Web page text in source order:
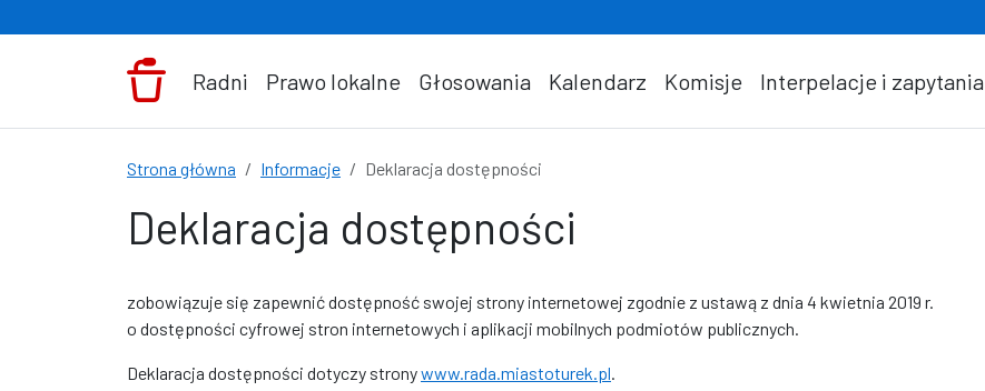
Radni Prawo lokalne Głosowania Kalendarz Komisje Interpelacje i zapytania
Strona główna Informacje Deklaracja dostępności
Deklaracja dostępności
zobowiązuje się zapewnić dostępność swojej strony internetowej zgodnie z ustawą z dnia 4 kwietnia 2019 r.
o dostępności cyfrowej stron internetowych i aplikacji mobilnych podmiotów publicznych.
Deklaracja dostępności dotyczy stronywww.rada.miastoturek.pl.